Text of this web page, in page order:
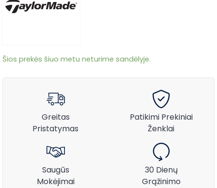
Šios prekės šiuo metu neturime sandėlyje.
Greitas
Pristatymas
Patikimi Prekiniai
Ženklai
Saugūs
Mokėjimai
30 Dienų
Grąžinimo